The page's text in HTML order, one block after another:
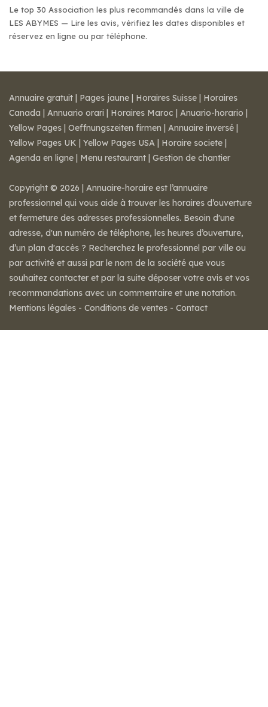
Le top 30 Association les plus recommandés dans la ville de
LES ABYMES — Lire les avis, vérifiez les dates disponibles et
réservez en ligne ou par téléphone.
Annuaire gratuit | Pages jaune | Horaires Suisse | Horaires
Canada | Annuario orari | Horaires Maroc | Anuario-horario |
Yellow Pages | Oeffnungszeiten firmen | Annuaire inversé |
Yellow Pages UK | Yellow Pages USA | Horaire societe |
Agenda en ligne | Menu restaurant | Gestion de chantier
Copyright © 2026 | Annuaire-horaire est l’annuaire
professionnel qui vous aide à trouver les horaires d’ouverture
et fermeture des adresses professionnelles. Besoin d'une
adresse, d'un numéro de téléphone, les heures d’ouverture,
d’un plan d'accès ? Recherchez le professionnel par ville ou
par activité et aussi par le nom de la société que vous
souhaitez contacter et par la suite déposer votre avis et vos
recommandations avec un commentaire et une notation.
Mentions légales - Conditions de ventes - Contact